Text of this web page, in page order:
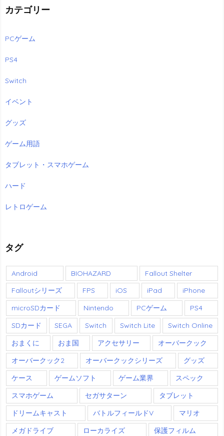
カテゴリー
PCゲーム
PS4
Switch
イベント
グッズ
ゲーム用語
タブレット・スマホゲーム
ハード
レトロゲーム
タグ
Android BIOHAZARD
Fallout Shelter
Falloutシリーズ
FPS iOS iPad
iPhone
microSDカード
Nintendo PCゲーム
PS4
SDカード
SEGA Switch Switch Lite
Switch Online
おまくに
おま国 アクセサリー
オーバークック
オーバークック2
オーバークックシリーズ
グッズ
ケース
ゲームソフト ゲーム業界
スペック
スマホゲーム
セガサターン
タブレット
ドリームキャスト
バトルフィールドV
マリオ
メガドライブ
ローカライズ
保護フィルム